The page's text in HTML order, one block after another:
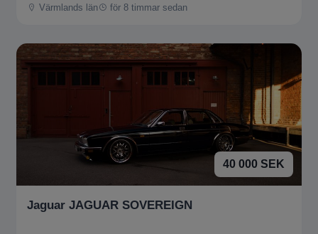
Värmlands län för 8 timmar sedan
40 000 SEK
Jaguar JAGUAR SOVEREIGN